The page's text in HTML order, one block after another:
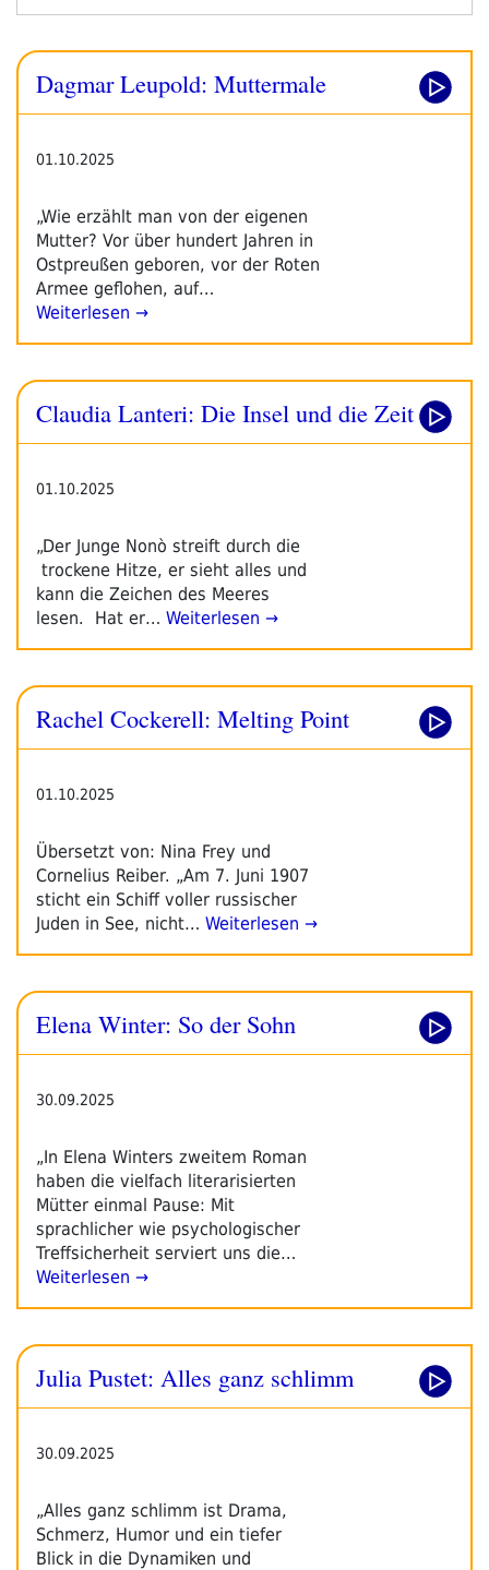
Dagmar Leupold: Muttermale
01.10.2025
„Wie erzählt man von der eigenen
Mutter? Vor über hundert Jahren in
Ostpreußen geboren, vor der Roten
Armee geflohen, auf…
Weiterlesen →
Claudia Lanteri: Die Insel und die Zeit
01.10.2025
„Der Junge Nonò streift durch die
trockene Hitze, er sieht alles und
kann die Zeichen des Meeres
lesen. Hat er… Weiterlesen →
Rachel Cockerell: Melting Point
01.10.2025
Übersetzt von: Nina Frey und
Cornelius Reiber. „Am 7. Juni 1907
sticht ein Schiff voller russischer
Juden in See, nicht… Weiterlesen →
Elena Winter: So der Sohn
30.09.2025
„In Elena Winters zweitem Roman
haben die vielfach literarisierten
Mütter einmal Pause: Mit
sprachlicher wie psychologischer
Treffsicherheit serviert uns die…
Weiterlesen →
Julia Pustet: Alles ganz schlimm
30.09.2025
„Alles ganz schlimm ist Drama,
Schmerz, Humor und ein tiefer
Blick in die Dynamiken und